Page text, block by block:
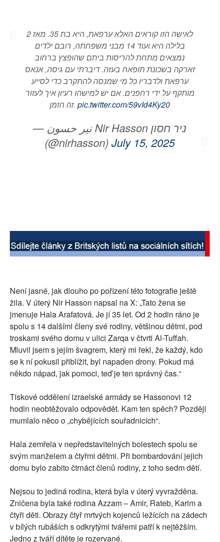
לאישה הזו קוראים האלא ערפאת, היא בת 35. מאז 2
בלילה היא ועוד 14 מבני משפחתה, רובם ילדים
נמצאים מתחת להריסות ביתם שהופצץ ברחוב
זארקה בשכונת תופאח בעזה. דיברתי עם גיסה, אנאס
ערפאת ולדבריו כל מי שמנסה להתקרב כדי לסייע
מותקף על ידי רחפנים. אם יש למישהו רעיון איך לעזור
זה הזמן. pic.twitter.com/59vId4Ky20
— نير حسون Nir Hasson ניר חסון
(@nirhasson) July 15, 2025
Není jasné, jak dlouho po pořízení této fotografie ještě
žila. V úterý Nir Hasson napsal na X: „Tato žena se
jmenuje Hala Arafatová. Je jí 35 let. Od 2 hodin ráno je
spolu s 14 dalšími členy své rodiny, většinou dětmi, pod
troskami svého domu v ulici Zarqa v čtvrti Al-Tuffah.
Mluvil jsem s jejím švagrem, který mi řekl, že každý, kdo
se k ní pokusil přiblížit, byl napaden drony. Pokud má
někdo nápad, jak pomoci, teď je ten správný čas.“
Tiskové oddělení izraelské armády se Hassonovi 12
hodin neobtěžovalo odpovědět. Kam ten spěch? Později
mumlalo něco o „chybějících souřadnicích“.
Hala zemřela v nepředstavitelných bolestech spolu se
svým manželem a čtyřmi dětmi. Při bombardování jejich
domu bylo zabito čtrnáct členů rodiny, z toho sedm dětí.
Nejsou to jediná rodina, která byla v úterý vyvražděna.
Zničena byla také rodina Azzam – Amir, Rateb, Karim a
čtyři děti. Obrazy čtyř mrtvých kojenců ležících na zádech
v bílých rubáších s odkrytými tvářemi patří k nejtěžším.
Jedno z tváří dítěte je rozervané.